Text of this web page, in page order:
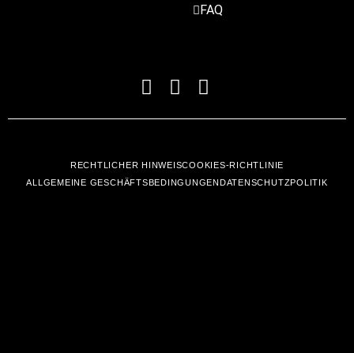
FAQ
RECHTLICHER HINWEISCOOKIES-RICHTLINIE
ALLGEMEINE GESCHÄFTSBEDINGUNGENDATENSCHUTZPOLITIK